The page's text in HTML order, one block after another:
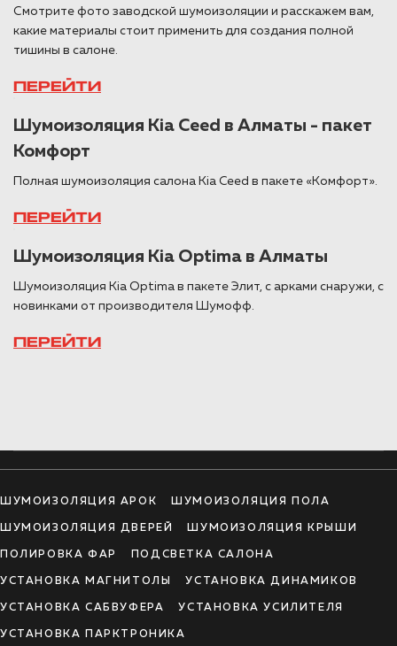
Смотрите фото заводской шумоизоляции и расскажем вам,
какие материалы стоит применить для создания полной
тишины в салоне.
ПЕРЕЙТИ
Шумоизоляция Kia Ceed в Алматы - пакет
Комфорт
Полная шумоизоляция салона Kia Ceed в пакете «Комфорт».
ПЕРЕЙТИ
Шумоизоляция Kia Optima в Алматы
Шумоизоляция Kia Optima в пакете Элит, с арками снаружи, с
новинками от производителя Шумофф.
ПЕРЕЙТИ
ШУМОИЗОЛЯЦИЯ АРОК ШУМОИЗОЛЯЦИЯ ПОЛА
ШУМОИЗОЛЯЦИЯ ДВЕРЕЙ ШУМОИЗОЛЯЦИЯ КРЫШИ
ПОЛИРОВКА ФАР ПОДСВЕТКА САЛОНА
УСТАНОВКА МАГНИТОЛЫ УСТАНОВКА ДИНАМИКОВ
УСТАНОВКА САБВУФЕРА УСТАНОВКА УСИЛИТЕЛЯ
УСТАНОВКА ПАРКТРОНИКА